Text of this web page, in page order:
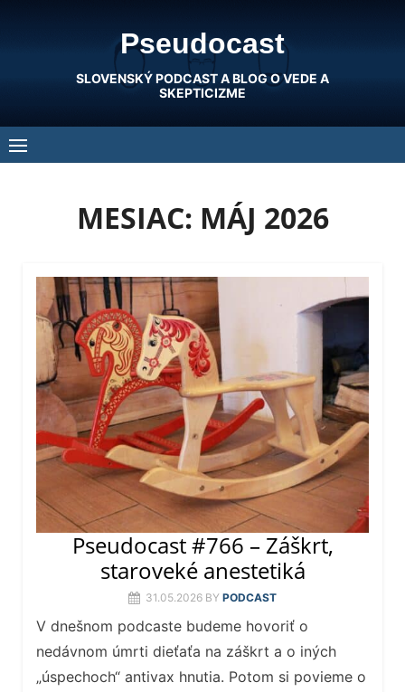
Pseudocast
SLOVENSKÝ PODCAST A BLOG O VEDE A
SKEPTICIZME
MESIAC: MÁJ 2026
Pseudocast #766 – Záškrt,
staroveké anestetiká
31.05.2026 BY PODCAST
V dnešnom podcaste budeme hovoriť o
nedávnom úmrti dieťaťa na záškrt a o iných
„úspechoch“ antivax hnutia. Potom si povieme o